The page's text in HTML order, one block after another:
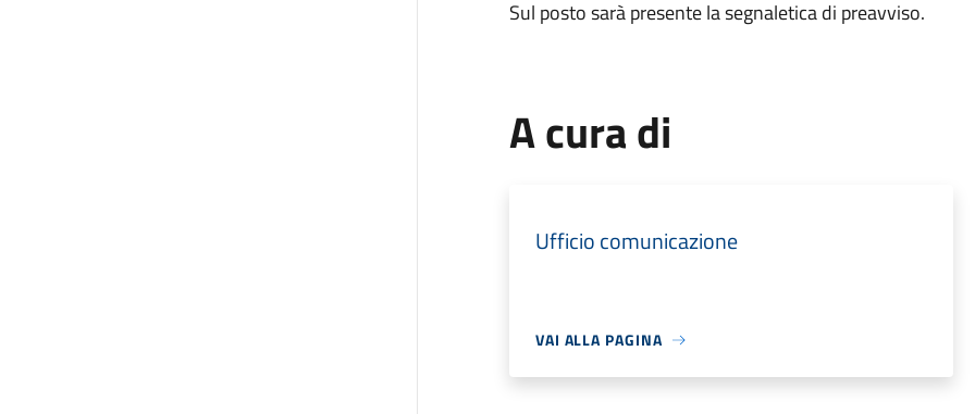
Sul posto sarà presente la segnaletica di preavviso.
A cura di
Ufficio comunicazione
VAI ALLA PAGINA